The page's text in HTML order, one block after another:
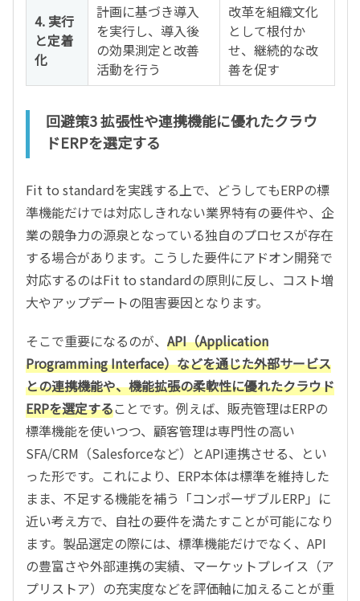
4. 実行
と定着
化
計画に基づき導入
を実行し、導入後
の効果測定と改善
活動を行う
改革を組織文化
として根付か
せ、継続的な改
善を促す
回避策3 拡張性や連携機能に優れたクラウ
ドERPを選定する
Fit to standardを実践する上で、どうしてもERPの標
準機能だけでは対応しきれない業界特有の要件や、企
業の競争力の源泉となっている独自のプロセスが存在
する場合があります。こうした要件にアドオン開発で
対応するのはFit to standardの原則に反し、コスト増
大やアップデートの阻害要因となります。
そこで重要になるのが、 API（Application
Programming Interface）などを通じた外部サービス
との連携機能や、機能拡張の柔軟性に優れたクラウド
ERPを選定することです。例えば、販売管理はERPの
標準機能を使いつつ、顧客管理は専門性の高い
SFA/CRM（Salesforceなど）とAPI連携させる、とい
った形です。これにより、ERP本体は標準を維持した
まま、不足する機能を補う「コンポーザブルERP」に
近い考え方で、自社の要件を満たすことが可能になり
ます。製品選定の際には、標準機能だけでなく、API
の豊富さや外部連携の実績、マーケットプレイス（ア
プリストア）の充実度などを評価軸に加えることが重